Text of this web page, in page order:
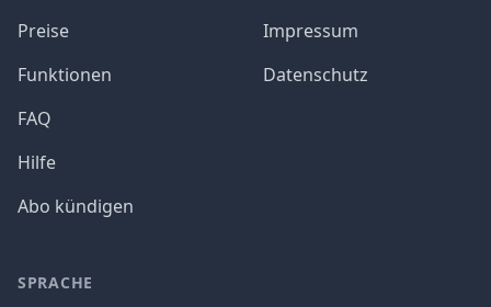
Preise
Funktionen
FAQ
Hilfe
Abo kündigen
Impressum
Datenschutz
SPRACHE